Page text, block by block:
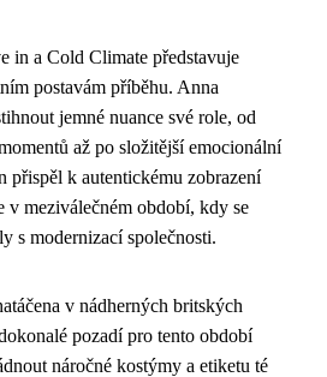
in a Cold Climate představuje
postavám příběhu. Anna
jemné nuance své role, od
až po složitější emocionální
přispěl k autentickému zobrazení
v meziválečném období, kdy se
s modernizací společnosti.
v nádherných britských
pozadí pro tento období
náročné kostýmy a etiketu té